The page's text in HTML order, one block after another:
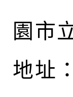
園市
地址：